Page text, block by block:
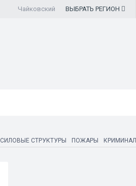
Чайковский ВЫБРАТЬ РЕГИОН
СИЛОВЫЕ СТРУКТУРЫ ПОЖАРЫ КРИМИНАЛ